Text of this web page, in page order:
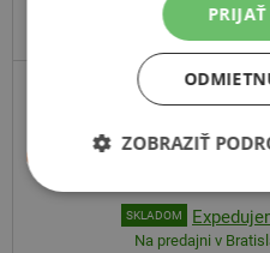
66,80 €
SKLADOM
Na predajni v
ZOBRAZIŤ